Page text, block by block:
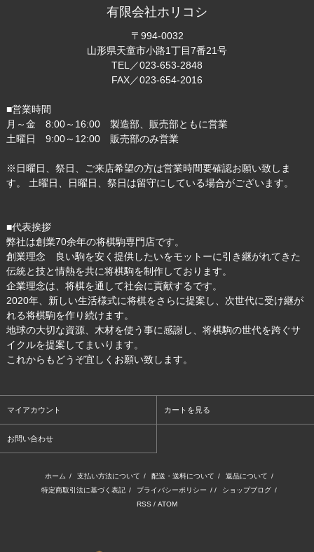
有限会社ホリコシ
〒994-0032
山形県天童市小路1丁目7番21号
TEL／023-653-2848
FAX／023-654-2016
■営業時間
月～金 8:00～16:00 製造部、販売部ともに営業
土曜日 9:00～12:00 販売部のみ営業
※日曜日、祭日、ご来店希望の方は営業時間要確認お願い致しま
す。 土曜日、日曜日、祭日は留守にしている場合がございます。
■代表挨拶
弊社は創業70余年の将棋駒専門店です。
創業理念 良い駒を安く提供したいをモットーに引き継がれてきた
伝統と技と情熱を共に将棋駒を制作しております。
企業理念は、将棋を通して社会に貢献するです。
2020年、新しい生活様式に将棋をさらに提案し、次世代に受け継が
れる将棋駒を作り続けます。
地球の大切な資源、木材を使う事に感謝し、将棋駒の世代を跨ぐサ
イクルを提案してまいります。
これからもどうぞ宜しくお願い致します。
マイアカウント カートを見る
お問い合わせ
ホーム / 支払い方法について / 配送・送料について / 返品について /
特定商取引法に基づく表記 / プライバシーポリシー / / ショップブログ /
RSS / ATOM